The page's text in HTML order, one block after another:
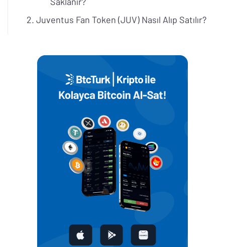
Juventus Fan Token (JUV) Nasıl Alıp Satılır?